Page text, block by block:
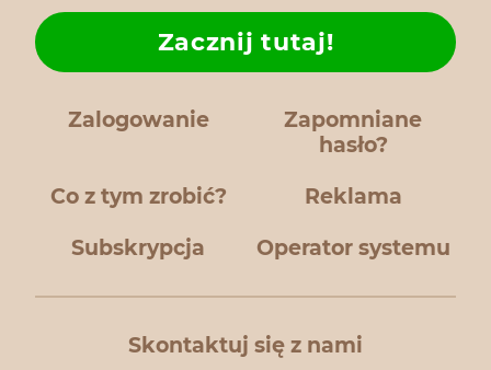
Zalogowanie
Zapomniane
hasło?
Co z tym zrobić?
Zacznij tutaj!
Reklama
Subskrypcja Operator systemu
Skontaktuj się z nami